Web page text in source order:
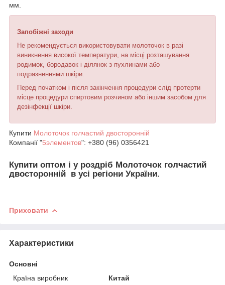
мм.
Запобіжні заходи
Не рекомендується використовувати молоточок в разі
виникнення високої температури, на місці розташування
родимок, бородавок і ділянок з пухлинами або
подразненнями шкіри.
Перед початком і після закінчення процедури слід протерти
місце процедури спиртовим розчином або іншим засобом для
дезінфекції шкіри.
Купити Молоточок голчастий двосторонній
Компанії "5элементов": +380 (96) 0356421
Купити оптом і у роздріб Молоточок голчастий
двосторонній в усі регіони України.
Приховати
Характеристики
Основні
Країна виробник
Китай